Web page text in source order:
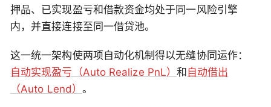
押品、已实现盈亏和借款资金均处于同一风险引擎
内，并直接连接至同一借贷池。
这一统一架构使两项自动化机制得以无缝协同运作：
自动实现盈亏（Auto Realize PnL）和 自动借出
（Auto Lend） 。